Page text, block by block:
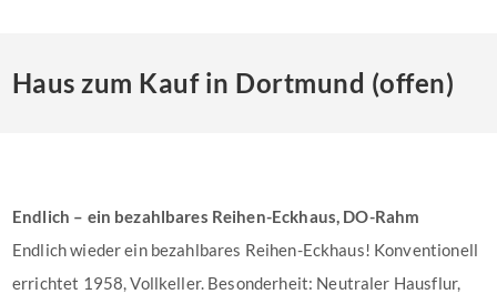
Haus zum Kauf in Dortmund (offen)
Endlich – ein bezahlbares Reihen-Eckhaus, DO-Rahm
Endlich wieder ein bezahlbares Reihen-Eckhaus! Konventionell
errichtet 1958, Vollkeller. Besonderheit: Neutraler Hausflur,